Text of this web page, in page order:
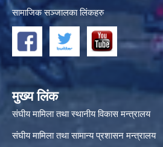
सामाजिक सञ्जालका लिंकहरु
मुख्य लिंक
संघीय मामिला तथा स्थानीय विकास मन्त्रालय
संघीय मामिला तथा सामान्य प्रशासन मन्त्रालय